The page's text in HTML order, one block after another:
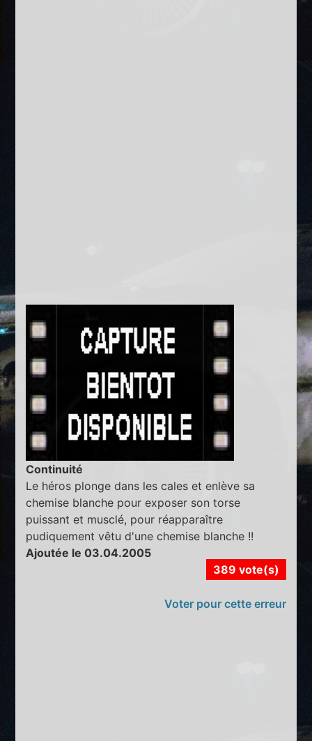
Continuité
Le héros plonge dans les cales et enlève sa
chemise blanche pour exposer son torse
puissant et musclé, pour réapparaître
pudiquement vêtu d'une chemise blanche !!
Ajoutée le 03.04.2005
389 vote(s)
Voter pour cette erreur